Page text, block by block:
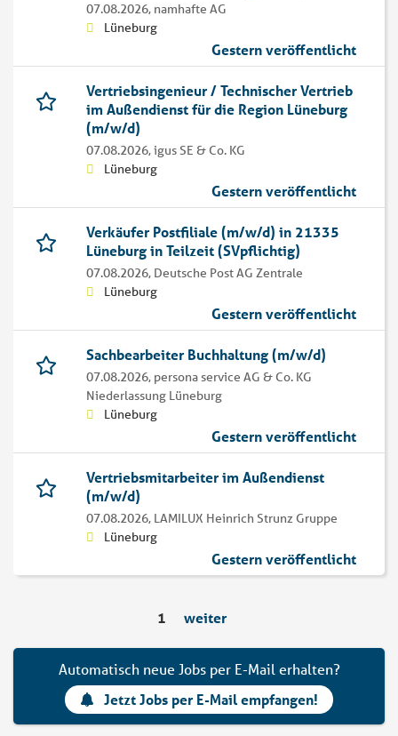
07.08.2026, namhafte AG
Lüneburg
Gestern veröffentlicht
Vertriebsingenieur / Technischer Vertrieb
im Außendienst für die Region Lüneburg
(m/w/d)
07.08.2026,igus SE & Co. KG
Lüneburg
Gestern veröffentlicht
Verkäufer Postfiliale (m/w/d) in 21335
Lüneburg in Teilzeit (SVpflichtig)
07.08.2026, Deutsche Post AG Zentrale
Lüneburg
Gestern veröffentlicht
Sachbearbeiter Buchhaltung (m/w/d)
07.08.2026, persona service AG & Co. KG
Niederlassung Lüneburg
Lüneburg
Gestern veröffentlicht
Vertriebsmitarbeiter im Außendienst
(m/w/d)
07.08.2026, LAMILUX Heinrich Strunz Gruppe
Lüneburg
Gestern veröffentlicht
1 weiter
Automatisch neue Jobs per E-Mail erhalten?
Jetzt Jobs per E-Mail empfangen!